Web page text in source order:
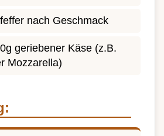
nach Geschmack
geriebener Käse (z.B.
Mozzarella)